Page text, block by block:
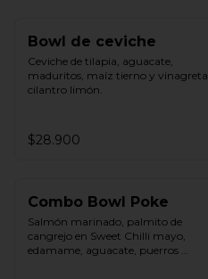
Bowl de ceviche
Ceviche de tilapia, aguacate,
maduritos, maíz tierno y vinagreta
cilantro limón.
$28.900
Combo Bowl Poke
Salmón marinado, palmito de
cangrejo en Sweet Chilli mayo,
edamame, aguacate, puerros